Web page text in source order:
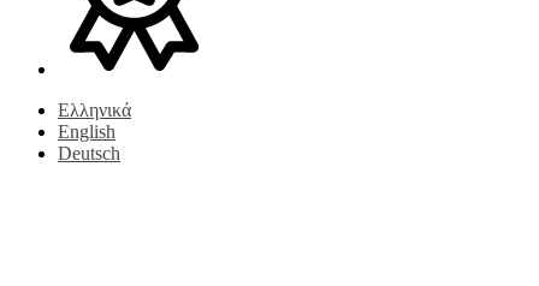
Ελληνικά
English
Deutsch